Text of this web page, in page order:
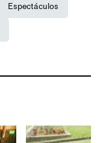
Espectáculos